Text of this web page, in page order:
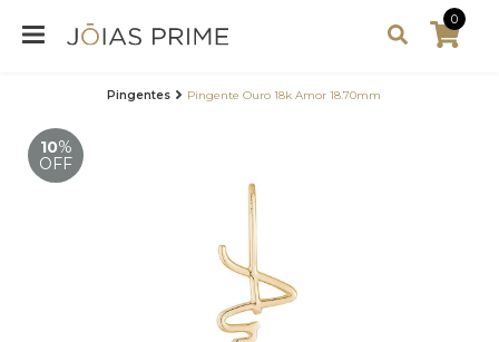
0
Pingentes Pingente Ouro 18k Amor 18.70mm
10%
OFF